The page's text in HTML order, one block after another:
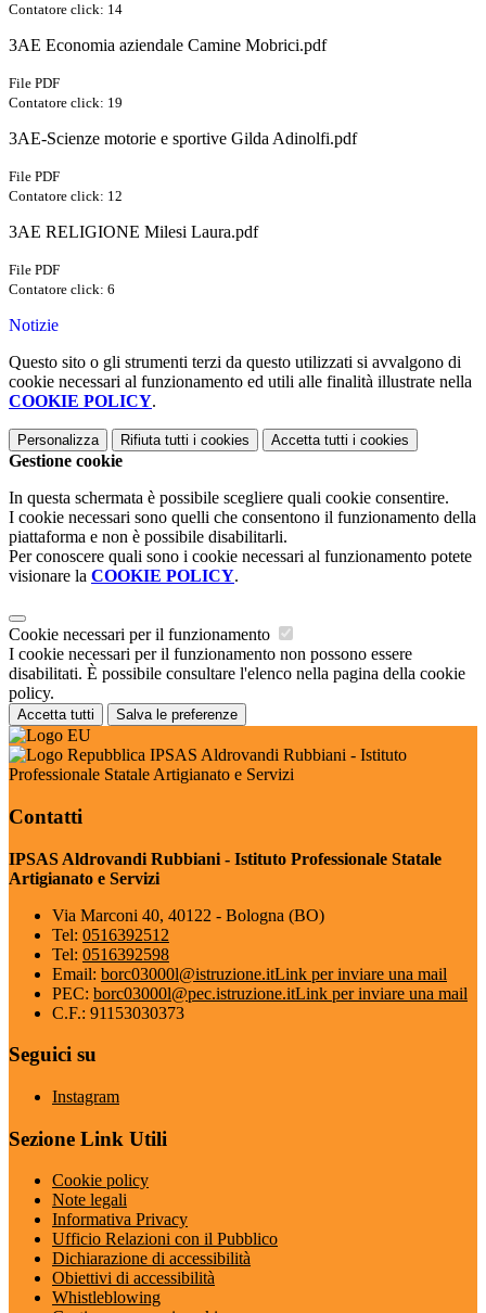
Contatore click: 14
3AE Economia aziendale Camine Mobrici.pdf
File PDF
Contatore click: 19
3AE-Scienze motorie e sportive Gilda Adinolfi.pdf
File PDF
Contatore click: 12
3AE RELIGIONE Milesi Laura.pdf
File PDF
Contatore click: 6
Notizie
Questo sito o gli strumenti terzi da questo utilizzati si avvalgono di
cookie necessari al funzionamento ed utili alle finalità illustrate nella
COOKIE POLICY.
Personalizza Rifiuta tutti i cookies Accetta tutti i cookies
Gestione cookie
In questa schermata è possibile scegliere quali cookie consentire.
I cookie necessari sono quelli che consentono il funzionamento della
piattaforma e non è possibile disabilitarli.
Per conoscere quali sono i cookie necessari al funzionamento potete
visionare la COOKIE POLICY.
Cookie necessari per il funzionamento
I cookie necessari per il funzionamento non possono essere
disabilitati. È possibile consultare l'elenco nella pagina della cookie
policy.
Accetta tutti Salva le preferenze
IPSAS Aldrovandi Rubbiani - Istituto
Professionale Statale Artigianato e Servizi
Contatti
IPSAS Aldrovandi Rubbiani - Istituto Professionale Statale
Artigianato e Servizi
Via Marconi 40, 40122 - Bologna (BO)
Tel: 0516392512
Tel: 0516392598
Email: borc03000l@istruzione.itLink per inviare una mail
PEC: borc03000l@pec.istruzione.itLink per inviare una mail
C.F.: 91153030373
Seguici su
Instagram
Sezione Link Utili
Cookie policy
Note legali
Informativa Privacy
Ufficio Relazioni con il Pubblico
Dichiarazione di accessibilità
Obiettivi di accessibilità
Whistleblowing